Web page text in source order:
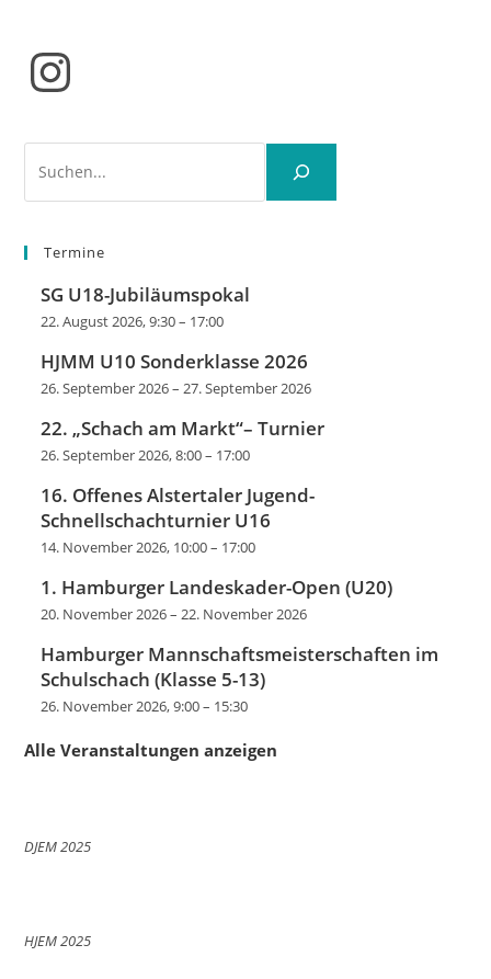
Instagram
Termine
SG U18-Jubiläumspokal
22. August 2026, 9:30– 17:00
HJMM U10 Sonderklasse 2026
26. September 2026–27. September 2026
22. „Schach am Markt“– Turnier
26. September 2026, 8:00– 17:00
16. Offenes Alstertaler Jugend-
Schnellschachturnier U16
14. November 2026, 10:00– 17:00
1. Hamburger Landeskader-Open (U20)
20. November 2026–22. November 2026
Hamburger Mannschaftsmeisterschaften im
Schulschach (Klasse 5-13)
26. November 2026, 9:00– 15:30
Alle Veranstaltungen anzeigen
DJEM 2025
HJEM 2025